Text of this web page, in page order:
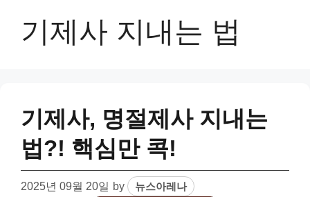
기제사 지내는 법
기제사, 명절제사 지내는
법?! 핵심만 콕!
2025년 09월 20일 by 뉴스아레나